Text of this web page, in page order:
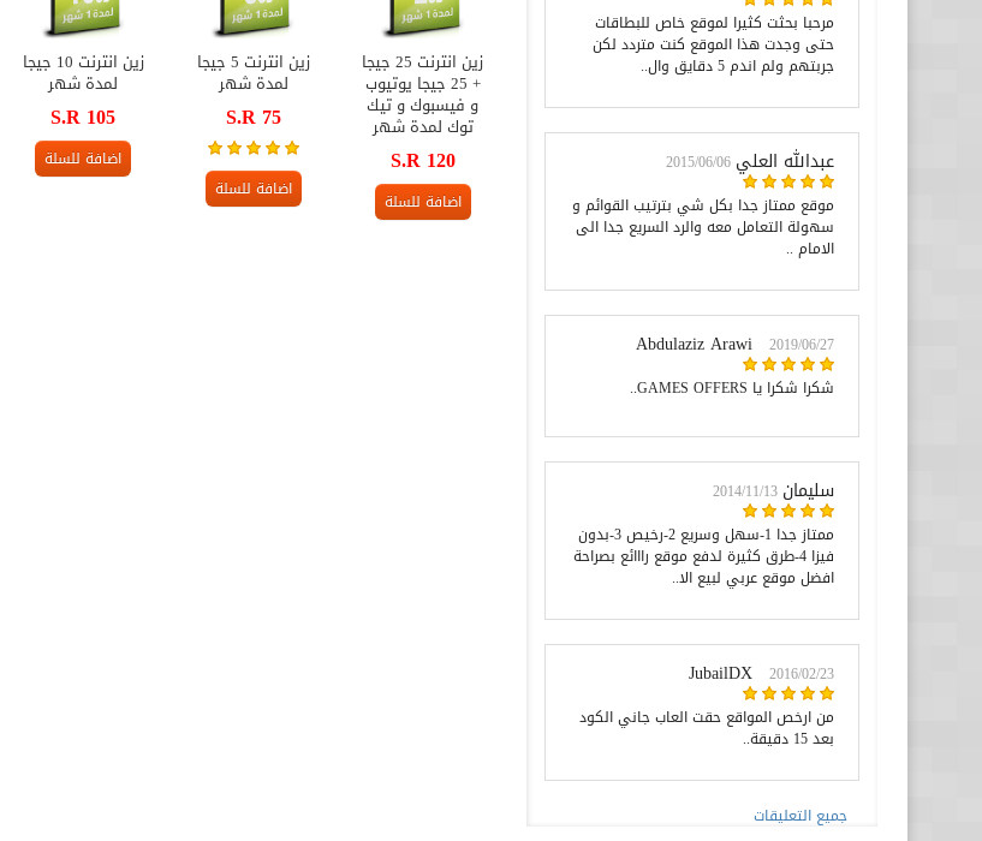
مرحبا بحثت كثيرا لموقع خاص للبطاقات
حتى وجدت هذا الموقع كنت متردد لكن
جربتهم ولم اندم 5 دقايق وال..
عبدالله العلي 2015/06/06
موقع ممتاز جدا بكل شي بترتيب القوائم و
سهولة التعامل معه والرد السريع جدا الى
الامام ..
Abdulaziz Arawi
2019/06/27
شكرا شكرا يا GAMES OFFERS..
سليمان 2014/11/13
ممتاز جدا 1-سهل وسريع 2-رخيص 3-بدون
فيزا 4-طرق كثيرة لدفع موقع رااائع بصراحة
افضل موقع عربي لبيع الا..
JubailDX
2016/02/23
من ارخص المواقع حقت العاب جاني الكود
بعد 15 دقيقة..
جميع التعليقات
زين انترنت 25 جيجا
+ 25 جيجا يوتيوب
و فيسبوك و تيك
توك لمدة شهر
S.R 120
اضافة للسلة
زين انترنت 5 جيجا
لمدة شهر
S.R 75
اضافة للسلة
زين انترنت 10 جيجا
لمدة شهر
S.R 105
اضافة للسلة